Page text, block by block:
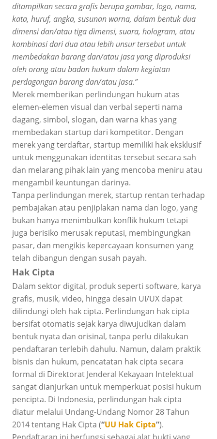
ditampilkan secara grafis berupa gambar, logo, nama,
kata, huruf, angka, susunan warna, dalam bentuk dua
dimensi dan/atau tiga dimensi, suara, hologram, atau
kombinasi dari dua atau lebih unsur tersebut untuk
membedakan barang dan/atau jasa yang diproduksi
oleh orang atau badan hukum dalam kegiatan
perdagangan barang dan/atau jasa.”
Merek memberikan perlindungan hukum atas
elemen-elemen visual dan verbal seperti nama
dagang, simbol, slogan, dan warna khas yang
membedakan startup dari kompetitor. Dengan
merek yang terdaftar, startup memiliki hak eksklusif
untuk menggunakan identitas tersebut secara sah
dan melarang pihak lain yang mencoba meniru atau
mengambil keuntungan darinya.
Tanpa perlindungan merek, startup rentan terhadap
pembajakan atau penjiplakan nama dan logo, yang
bukan hanya menimbulkan konflik hukum tetapi
juga berisiko merusak reputasi, membingungkan
pasar, dan mengikis kepercayaan konsumen yang
telah dibangun dengan susah payah.
Hak Cipta
Dalam sektor digital, produk seperti software, karya
grafis, musik, video, hingga desain UI/UX dapat
dilindungi oleh hak cipta. Perlindungan hak cipta
bersifat otomatis sejak karya diwujudkan dalam
bentuk nyata dan orisinal, tanpa perlu dilakukan
pendaftaran terlebih dahulu. Namun, dalam praktik
bisnis dan hukum, pencatatan hak cipta secara
formal di Direktorat Jenderal Kekayaan Intelektual
sangat dianjurkan untuk memperkuat posisi hukum
pencipta. Di Indonesia, perlindungan hak cipta
diatur melalui Undang-Undang Nomor 28 Tahun
2014 tentang Hak Cipta (“UU Hak Cipta”).